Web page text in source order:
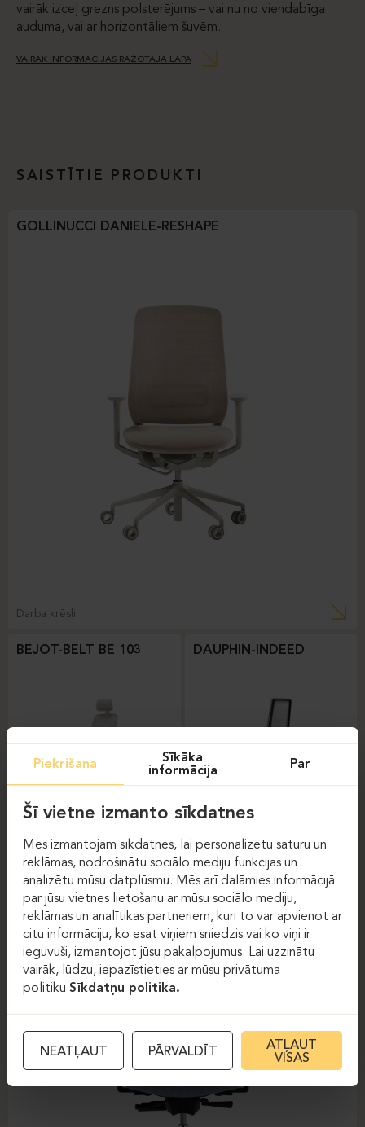
vairāk izceļ grezns polsterējums – vai nu no viendabīga
auduma, vai ar horizontāliem šuvēm.
VAIRĀK INFORMĀCIJAS RAŽOTĀJA LAPĀ
SAISTĪTIE PRODUKTI
GOLLINUCCI DANIELE-RESHAPE
Darba krēsli
BEJOT-BELT BE 103
Darba krēsli
DAUPHIN-INDEED
Darba krēsli
DAUPHIN-SHAPE MESH
Piekrišana
Sīkāka
informācija
Par
Šī vietne izmanto sīkdatnes
Mēs izmantojam sīkdatnes, lai personalizētu saturu un
reklāmas, nodrošinātu sociālo mediju funkcijas un
analizētu mūsu datplūsmu. Mēs arī dalāmies informācijā
par jūsu vietnes lietošanu ar mūsu sociālo mediju,
reklāmas un analītikas partneriem, kuri to var apvienot ar
citu informāciju, ko esat viņiem sniedzis vai ko viņi ir
ieguvuši, izmantojot jūsu pakalpojumus. Lai uzzinātu
vairāk, lūdzu, iepazīstieties ar mūsu privātuma
politiku Sīkdatņu politika.
NEATĻAUT PĀRVALDĪT
ATĻAUT
VISAS